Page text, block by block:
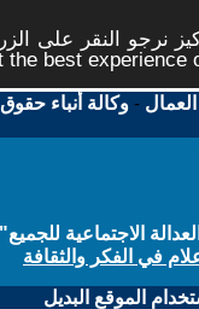
نرجو النقر على
best experience
العمال -وكالة أنباء
الاجتماعية للجميع"
في الفكر والثقافة
الموقع البديل